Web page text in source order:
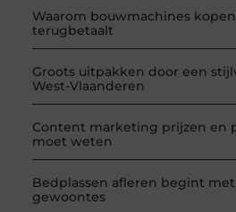
Waarom bouwmachines
terugbetaalt
Groots uitpakken door een
West-Vlaanderen
Content marketing prijzen en
moet weten
Bedplassen afleren begint
gewoontes